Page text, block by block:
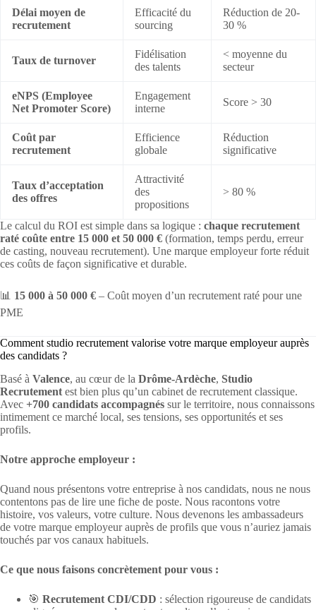
Délai moyen de
recrutement
Efficacité du
sourcing
Réduction de 20-
30 %
Taux de turnover
Fidélisation
des talents
< moyenne du
secteur
eNPS (Employee
Net Promoter Score)
Engagement
interne
Score > 30
Coût par
recrutement
Efficience
globale
Réduction
significative
Taux d’acceptation
des offres
Attractivité
des
propositions
> 80 %
Le calcul du ROI est simple dans sa logique : chaque recrutement
raté coûte entre 15 000 et 50 000 € (formation, temps perdu, erreur
de casting, nouveau recrutement). Une marque employeur forte réduit
ces coûts de façon significative et durable.
📊 15 000 à 50 000 € – Coût moyen d’un recrutement raté pour une
PME
Comment studio recrutement valorise votre marque employeur auprès
des candidats ?
Basé à Valence, au cœur de la Drôme-Ardèche, Studio
Recrutement est bien plus qu’un cabinet de recrutement classique.
Avec +700 candidats accompagnés sur le territoire, nous connaissons
intimement ce marché local, ses tensions, ses opportunités et ses
profils.
Notre approche employeur :
Quand nous présentons votre entreprise à nos candidats, nous ne nous
contentons pas de lire une fiche de poste. Nous racontons votre
histoire, vos valeurs, votre culture. Nous devenons les ambassadeurs
de votre marque employeur auprès de profils que vous n’auriez jamais
touchés par vos canaux habituels.
Ce que nous faisons concrètement pour vous :
🎯 Recrutement CDI/CDD : sélection rigoureuse de candidats